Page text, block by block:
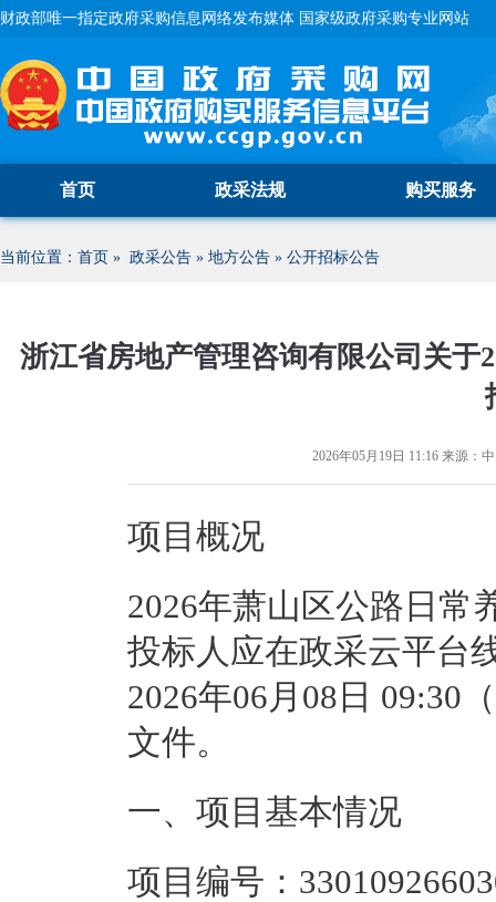
财政部唯一指定政府采购信息网络发布媒体 国家级政府采购专业网站
首页 政采法规 购买服务
当前位置： 首页 » 政采公告 » 地方公告 » 公开招标公告
浙江省房地产管理咨询有限公司关于
2026年05月19日 11:16 来源：
项目概况
2026年萧山区公路日常
投标人应在政采云平台
2026年06月08日 09:30
文件。
一、项目基本情况
项目编号：